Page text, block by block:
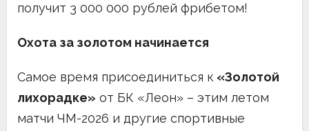
получит 3 000 000 рублей фрибетом!
Охота за золотом начинается
Самое время присоединиться к «Золотой
лихорадке» от БК «Леон» – этим летом
матчи ЧМ-2026 и другие спортивные